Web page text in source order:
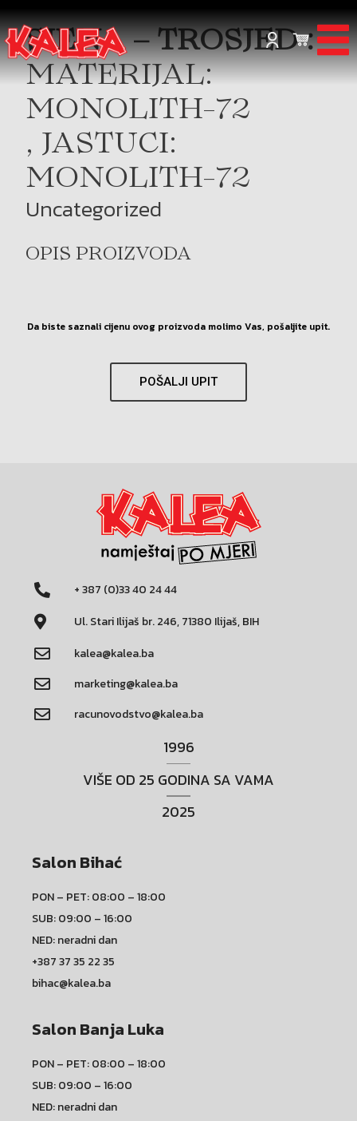
SIENA – TROSJED :
MATERIJAL:
MONOLITH-72
, JASTUCI:
MONOLITH-72
Uncategorized
OPIS PROIZVODA
Da biste saznali cijenu ovog proizvoda molimo Vas, pošaljite upit.
POŠALJI UPIT
+ 387 (0)33 40 24 44
Ul. Stari Ilijaš br. 246, 71380 Ilijaš, BIH
kalea@kalea.ba
marketing@kalea.ba
racunovodstvo@kalea.ba
1996
VIŠE OD 25 GODINA SA VAMA
2025
Salon Bihać
PON – PET: 08:00 – 18:00
SUB: 09:00 – 16:00
NED: neradni dan
+387 37 35 22 35
bihac@kalea.ba
Salon Banja Luka
PON – PET: 08:00 – 18:00
SUB: 09:00 – 16:00
NED: neradni dan